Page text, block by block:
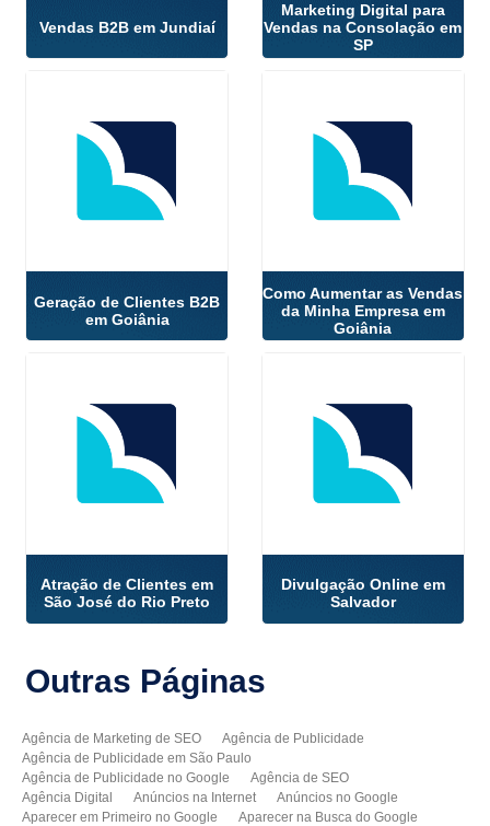
Vendas B2B em Jundiaí
Marketing Digital para
Vendas na Consolação em
SP
Geração de Clientes B2B
em Goiânia
Como Aumentar as Vendas
da Minha Empresa em
Goiânia
Atração de Clientes em
São José do Rio Preto
Divulgação Online em
Salvador
Outras Páginas
Agência de Marketing de SEO
Agência de Publicidade
Agência de Publicidade em São Paulo
Agência de Publicidade no Google
Agência de SEO
Agência Digital
Anúncios na Internet
Anúncios no Google
Aparecer em Primeiro no Google
Aparecer na Busca do Google